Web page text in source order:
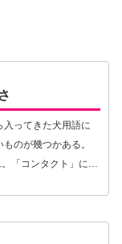
入ってきた犬用語に
のが幾つかある。
「コンタクト」に相